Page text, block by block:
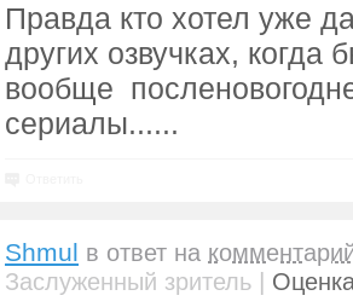
Правда кто хотел уже
других озвучках, когда
вообще
сериалы......
Shmul в ответ на
Заслуженный зритель |